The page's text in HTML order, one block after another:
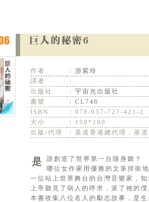
作者 ： 游紫玲
譯者
：
出版社
： 宇宙光出版社
書號
： CL746
ISBN
： 978-957-727-421-2
大小
： 150*190
出版/代理
： 基道香港總代理，基
是誰創造了世界第一台隨身聽？
哪位女作家用優雅的文筆捍衛
一位站上世界舞台的台灣音樂家，
上帝聽見了病人的呼求，派了祂的
本書收集八位名人的勵志故事，是